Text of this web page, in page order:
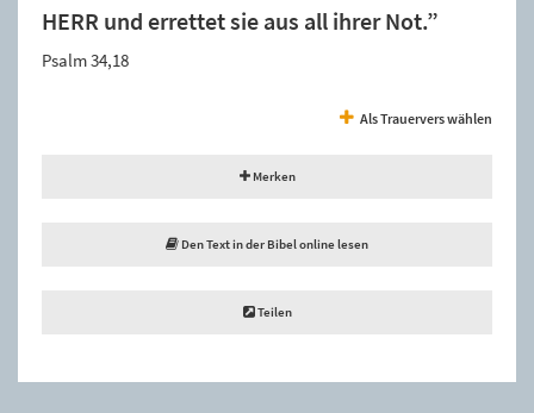
HERR und errettet sie aus all ihrer Not.”
Psalm 34,18
Als Trauervers wählen
Merken
Den Text in der Bibel online lesen
Teilen